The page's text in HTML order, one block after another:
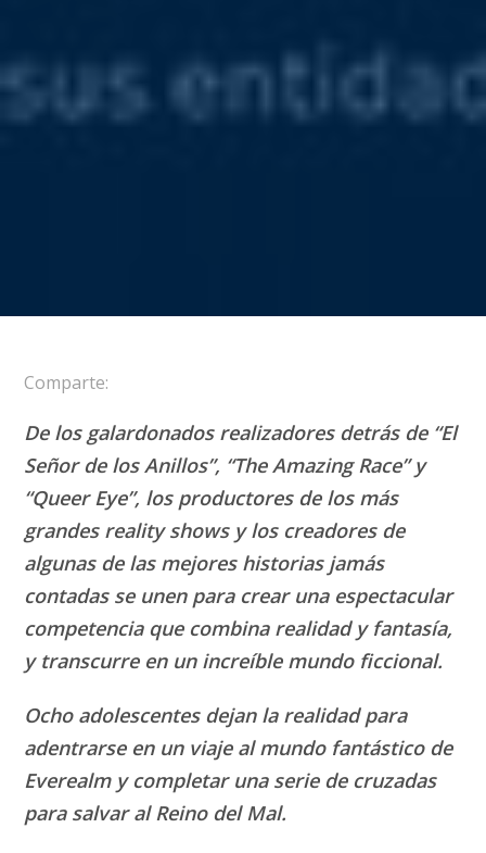
Comparte:
De los galardonados realizadores detrás de “El
Señor de los Anillos”, “The Amazing Race” y
“Queer Eye”, los productores de los más
grandes reality shows y los creadores de
algunas de las mejores historias jamás
contadas se unen para crear una espectacular
competencia que combina realidad y fantasía,
y transcurre en un increíble mundo ficcional.
Ocho adolescentes dejan la realidad para
adentrarse en un viaje al mundo fantástico de
Everealm y completar una serie de cruzadas
para salvar al Reino del Mal.